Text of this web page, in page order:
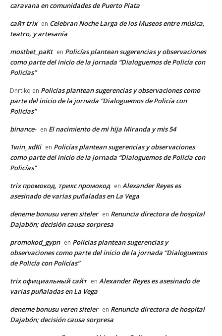
caravana en comunidades de Puerto Plata
сайт trix en Celebran Noche Larga de los Museos entre música,
teatro, y artesanía
mostbet_paKt en Policías plantean sugerencias y observaciones
como parte del inicio de la jornada “Dialoguemos de Policía con
Policías”
Dnrtikq en Policías plantean sugerencias y observaciones como
parte del inicio de la jornada “Dialoguemos de Policía con
Policías”
binance- en El nacimiento de mi hija Miranda y mis 54
1win_xdKi en Policías plantean sugerencias y observaciones
como parte del inicio de la jornada “Dialoguemos de Policía con
Policías”
trix промокод, трикс промокод en Alexander Reyes es
asesinado de varias puñaladas en La Vega
deneme bonusu veren siteler en Renuncia directora de hospital
Dajabón; decisión causa sorpresa
promokod_gypn en Policías plantean sugerencias y
observaciones como parte del inicio de la jornada “Dialoguemos
de Policía con Policías”
trix официальный сайт en Alexander Reyes es asesinado de
varias puñaladas en La Vega
deneme bonusu veren siteler en Renuncia directora de hospital
Dajabón; decisión causa sorpresa